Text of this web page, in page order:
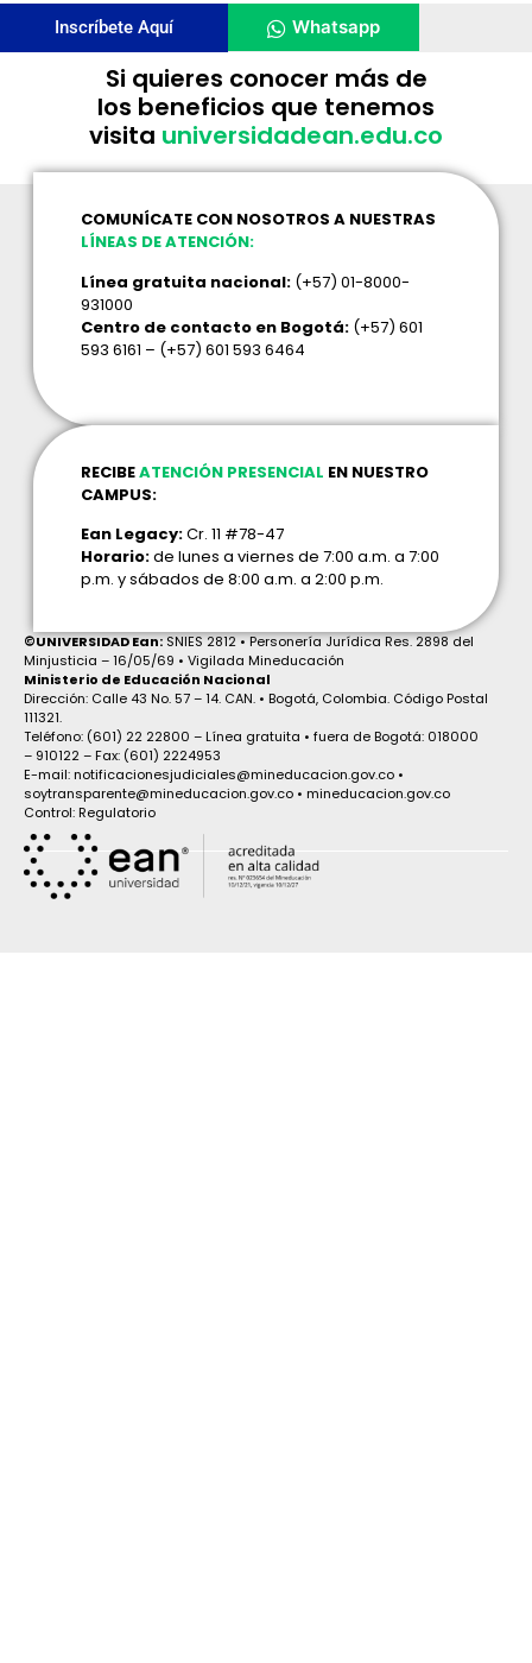
Inscríbete Aquí Whatsapp
Si quieres conocer más de
los beneficios que tenemos
visita universidadean.edu.co
COMUNÍCATE CON NOSOTROS A NUESTRAS
LÍNEAS DE ATENCIÓN:
Línea gratuita nacional: (+57) 01-8000-
931000
Centro de contacto en Bogotá: (+57) 601
593 6161 – (+57) 601 593 6464
RECIBEATENCIÓN PRESENCIAL EN NUESTRO
CAMPUS:
Ean Legacy:Cr. 11 #78-47
Horario:de lunes a viernes de 7:00 a.m. a 7:00
p.m. y sábados de 8:00 a.m. a 2:00 p.m.
©UNIVERSIDAD Ean:SNIES 2812 • Personería Jurídica Res. 2898 del
Minjusticia – 16/05/69 • Vigilada Mineducación
Ministerio de Educación Nacional
Dirección: Calle 43 No. 57 – 14. CAN. • Bogotá, Colombia. Código Postal
111321.
Teléfono: (601) 22 22800 – Línea gratuita • fuera de Bogotá: 018000
– 910122 – Fax: (601) 2224953
E-mail: notificacionesjudiciales@mineducacion.gov.co •
soytransparente@mineducacion.gov.co • mineducacion.gov.co
Control: Regulatorio